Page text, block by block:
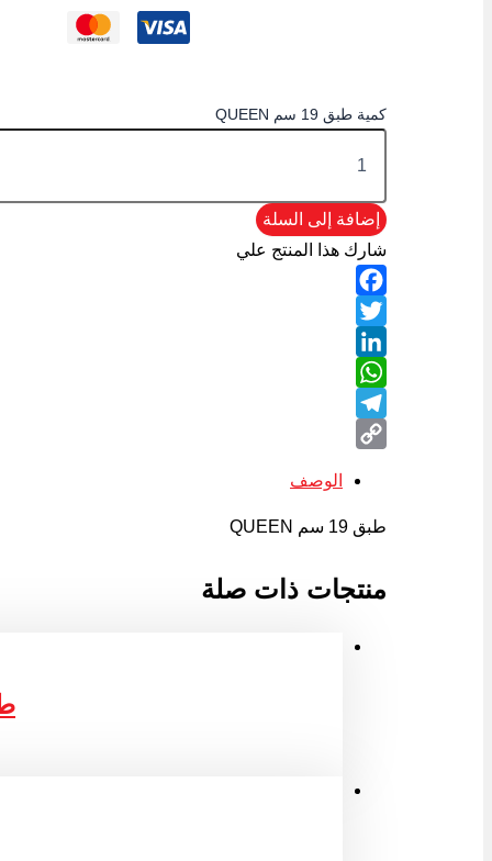
كمية طبق 19 سم QUEEN
إضافة إلى السلة
شارك هذا المنتج علي
Facebook
Twitter
LinkedIn
WhatsApp
Telegram
الوصف
طبق 19 سم QUEEN
منتجات ذات صلة